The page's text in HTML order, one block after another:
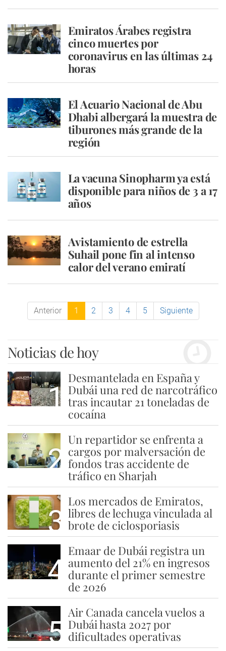
Emiratos Árabes registra
cinco muertes por
coronavirus en las últimas 24
horas
El Acuario Nacional de Abu
Dhabi albergará la muestra de
tiburones más grande de la
región
La vacuna Sinopharm ya está
disponible para niños de 3 a 17
años
Avistamiento de estrella
Suhail pone fin al intenso
calor del verano emiratí
Anterior 1 2 3 4 5 Siguiente
Noticias de hoy
1
Desmantelada en España y
Dubái una red de narcotráfico
tras incautar 21 toneladas de
cocaína
2
Un repartidor se enfrenta a
cargos por malversación de
fondos tras accidente de
tráfico en Sharjah
3
Los mercados de Emiratos,
libres de lechuga vinculada al
brote de ciclosporiasis
4
Emaar de Dubái registra un
aumento del 21% en ingresos
durante el primer semestre
de 2026
5
Air Canada cancela vuelos a
Dubái hasta 2027 por
dificultades operativas